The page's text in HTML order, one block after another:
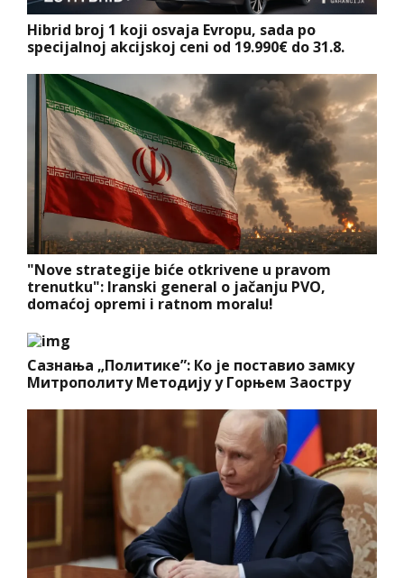
Hibrid broj 1 koji osvaja Evropu, sada po
specijalnoj akcijskoj ceni od 19.990€ do 31.8.
"Nove strategije biće otkrivene u pravom
trenutku": Iranski general o jačanju PVO,
domaćoj opremi i ratnom moralu!
Сазнања „Политике”: Ко је поставио замку
Митрополиту Методију у Горњем Заостру